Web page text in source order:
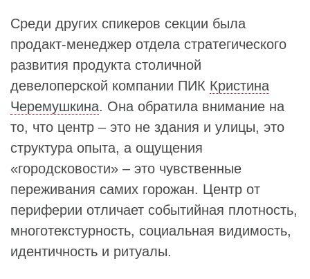
Среди других спикеров секции была
продакт-менеджер отдела стратегического
развития продукта столичной
девелоперской компании ПИК Кристина
Черемушкина. Она обратила внимание на
то, что центр – это не здания и улицы, это
структура опыта, а ощущения
«городсковости» – это чувственные
переживания самих горожан. Центр от
периферии отличает событийная плотность,
многотекстурность, социальная видимость,
идентичность и ритуалы.